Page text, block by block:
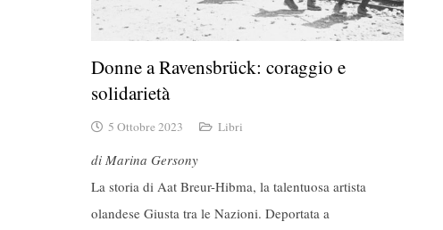
Donne a Ravensbrück: coraggio e
solidarietà
5 Ottobre 2023 Libri
di Marina Gersony
La storia di Aat Breur-Hibma, la talentuosa artista
olandese Giusta tra le Nazioni. Deportata a